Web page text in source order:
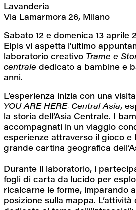
Lavanderia
Via Lamarmora 26, Milano
Sabato 12 e domenica 13 aprile
Elpis vi aspetta l'ultimo
laboratorio creativo Trame e
centrale dedicato a bambine e
anni.
YOU ARE HERE. Central Asia,
la storia dell’Asia Centrale. I
accompagnati in un viaggio
esperienze attraverso il gioco e
grande cartina geografica
Durante il laboratorio, i
fogli di carta da lucido per
ricalcarne le forme, imparando
posizione sulla mappa.